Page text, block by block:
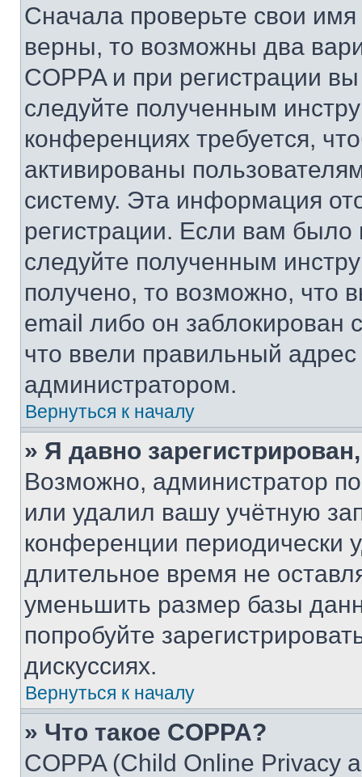
Сначала проверьте свои
верны, то возможны два
COPPA и при регистрации
следуйте полученным
конференциях требуется,
активированы
систему. Эта информация
регистрации. Если вам
следуйте полученным
получено, то возможно, что
email либо он
что ввели правильный адрес
администратором.
Вернуться к началу
» Я давно
Возможно, администратор
или удалил вашу учётную
конференции периодически
длительное время не
уменьшить размер базы
попробуйте
дискуссиях.
Вернуться к началу
» Что такое COPPA?
COPPA (Child Online Privacy